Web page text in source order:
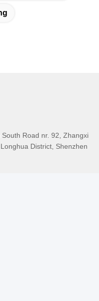
Road nr. 92, Zhangxi
District, Shenzhen